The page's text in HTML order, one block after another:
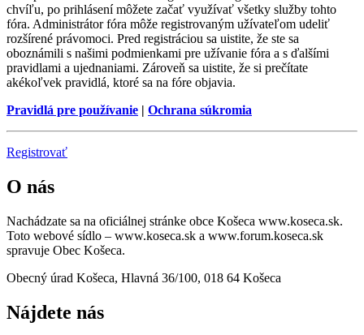
chvíľu, po prihlásení môžete začať využívať všetky služby tohto
fóra. Administrátor fóra môže registrovaným užívateľom udeliť
rozšírené právomoci. Pred registráciou sa uistite, že ste sa
oboznámili s našimi podmienkami pre užívanie fóra a s ďalšími
pravidlami a ujednaniami. Zároveň sa uistite, že si prečítate
akékoľvek pravidlá, ktoré sa na fóre objavia.
Pravidlá pre používanie | Ochrana súkromia
Registrovať
O nás
Nachádzate sa na oficiálnej stránke obce Košeca www.koseca.sk.
Toto webové sídlo – www.koseca.sk a www.forum.koseca.sk
spravuje Obec Košeca.
Obecný úrad Košeca, Hlavná 36/100, 018 64 Košeca
Nájdete nás